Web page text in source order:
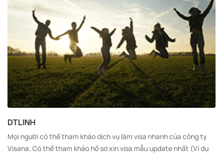
DTLINH
Mọi người có thể tham khảo dịch vụ làm visa nhanh của công ty
Visana. Có thể tham khảo hồ sơ xin visa mẫu update nhất (Ví dụ